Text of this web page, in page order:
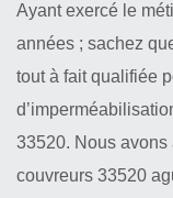
Ayant exercé le
années ; sachez
tout à fait qualifiée
33520. Nous
couvreurs 33520